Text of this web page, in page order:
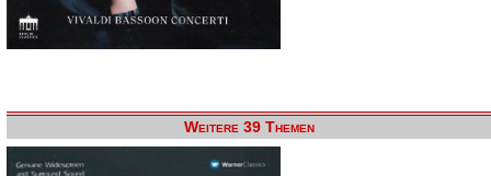
Weitere 39 Themen